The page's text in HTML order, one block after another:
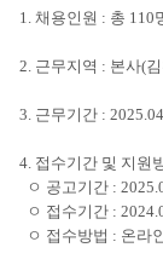
1. 채용인원 : 총 110
2. 근무지역 : 본사(
3. 근무기간 :
4. 접수기간 및 지원
ㅇ 공고기간 :
ㅇ 접수기간 :
ㅇ 접수방법 : 온라